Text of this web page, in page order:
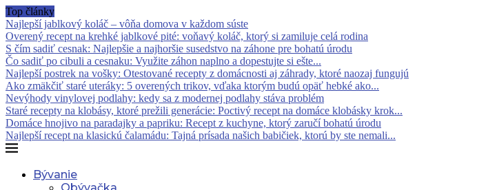
Top články
Najlepší jablkový koláč – vôňa domova v každom súste
Overený recept na krehké jablkové pité: voňavý koláč, ktorý si zamiluje celá rodina
S čím sadiť cesnak: Najlepšie a najhoršie susedstvo na záhone pre bohatú úrodu
Čo sadiť po cibuli a cesnaku: Využite záhon naplno a dopestujte si ešte...
Najlepší postrek na vošky: Otestované recepty z domácnosti aj záhrady, ktoré naozaj fungujú
Ako zmäkčiť staré uteráky: 5 overených trikov, vďaka ktorým budú opäť hebké ako...
Nevýhody vinylovej podlahy: kedy sa z modernej podlahy stáva problém
Staré recepty na klobásy, ktoré prežili generácie: Poctivý recept na domáce klobásky krok...
Domáce hnojivo na paradajky a papriku: Recept z kuchyne, ktorý zaručí bohatú úrodu
Najlepší recept na klasickú čalamádu: Tajná prísada našich babičiek, ktorú by ste nemali...
Bývanie